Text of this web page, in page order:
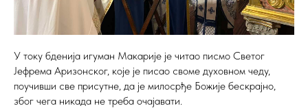
У току бденија игуман Макарије је читао писмо Светог
Јефрема Аризонског, које је писао своме духовном чеду,
поучивши све присутне, да је милосрђе Божије бескрајно,
због чега никада не треба очајавати.